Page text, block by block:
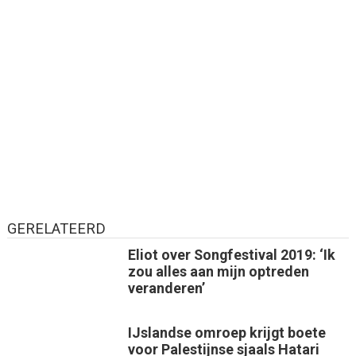
GERELATEERD
Eliot over Songfestival 2019: ‘Ik
zou alles aan mijn optreden
veranderen’
IJslandse omroep krijgt boete
voor Palestijnse sjaals Hatari